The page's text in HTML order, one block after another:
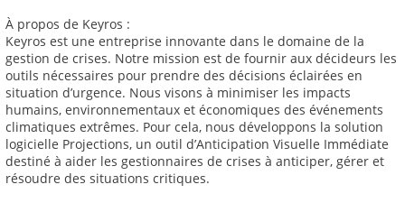
À propos de Keyros :
Keyros est une entreprise innovante dans le domaine de la
gestion de crises. Notre mission est de fournir aux décideurs les
outils nécessaires pour prendre des décisions éclairées en
situation d’urgence. Nous visons à minimiser les impacts
humains, environnementaux et économiques des événements
climatiques extrêmes. Pour cela, nous développons la solution
logicielle Projections, un outil d’Anticipation Visuelle Immédiate
destiné à aider les gestionnaires de crises à anticiper, gérer et
résoudre des situations critiques.